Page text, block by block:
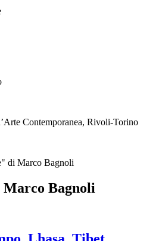
Contemporanea, Rivoli-Torino
Marco Bagnoli